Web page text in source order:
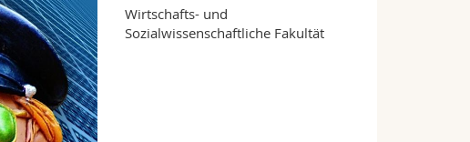
Wirtschafts- und
Sozialwissenschaftliche Fakultät